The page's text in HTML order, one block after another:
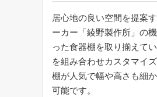
居心地の良い空間を提案
ーカー「綾野製作所」の
った食器棚を取り揃えて
を組み合わせカスタマイ
棚が人気で幅や高さも細
可能です。